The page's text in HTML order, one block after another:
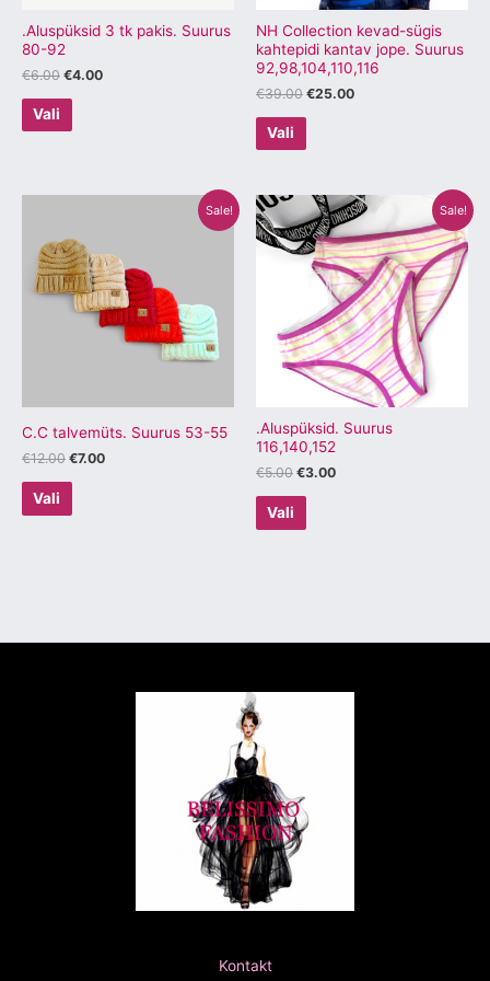
.Aluspüksid 3 tk pakis. Suurus
80-92
€6.00 €4.00
Vali
tootelehel.
NH Collection kevad-sügis
kahtepidi kantav jope. Suurus
92,98,104,110,116
€39.00 €25.00
Vali
tootelehel.
Sale!
C.C talvemüts. Suurus 53-55
€12.00
oli:
€12.00.
€7.00
€7.00.
Vali
tootel
on
mitu
varianti.
Valikuid
tootelehel.
Sale!
.Aluspüksid. Suurus
116,140,152
€5.00
Algne
hind
oli:
€5.00.
€3.00
Praegune
hind
on:
€3.00.
Vali
Sellel
tootel
on
mitu
varianti.
Valikuid
saab
teha
tootelehel.
Kontakt